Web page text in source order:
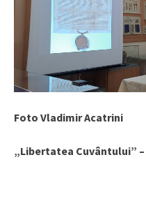
Foto Vladimir Acatrini
„Libertatea Cuvântului” –